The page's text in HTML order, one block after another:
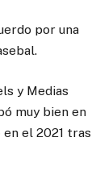
por una
y Medias
muy bien en
el 2021 tras